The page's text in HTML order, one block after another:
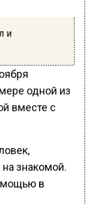
и
одной из
вместе с
знакомой.
в